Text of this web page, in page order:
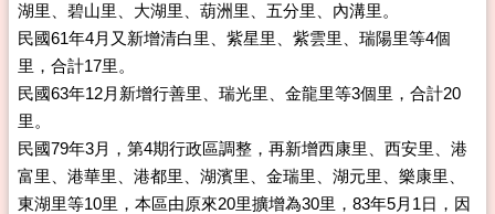
湖里、碧山里、大湖里、葫洲里、五分里、內溝里。
民國61年4月又新增清白里、紫星里、紫雲里、瑞陽里等4個
里，合計17里。
民國63年12月新增行善里、瑞光里、金龍里等3個里，合計20
里。
民國79年3月，第4期行政區調整，再新增西康里、西安里、港
富里、港華里、港都里、湖濱里、金瑞里、湖元里、樂康里、
東湖里等10里，本區由原來20里擴增為30里，83年5月1日，因